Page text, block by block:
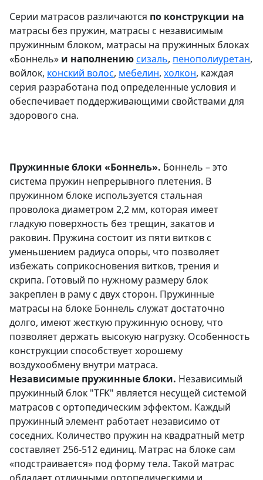
Серии матрасов различаются по конструкции на
матрасы без пружин, матрасы с независимым
пружинным блоком, матрасы на пружинных блоках
«Боннель» и наполнениюсизаль, пенополиуретан,
войлок, конский волос, мебелин, холкон, каждая
серия разработана под определенные условия и
обеспечивает поддерживающими свойствами для
здорового сна.
Пружинные блоки «Боннель». Боннель – это
система пружин непрерывного плетения. В
пружинном блоке используется стальная
проволока диаметром 2,2 мм, которая имеет
гладкую поверхность без трещин, закатов и
раковин. Пружина состоит из пяти витков с
уменьшением радиуса опоры, что позволяет
избежать соприкосновения витков, трения и
скрипа. Готовый по нужному размеру блок
закреплен в раму с двух сторон. Пружинные
матрасы на блоке Боннель служат достаточно
долго, имеют жесткую пружинную основу, что
позволяет держать высокую нагрузку. Особенность
конструкции способствует хорошему
воздухообмену внутри матраса.
Независимые пружинные блоки. Независимый
пружинный блок "TFK" является несущей системой
матрасов с ортопедическим эффектом. Каждый
пружинный элемент работает независимо от
соседних. Количество пружин на квадратный метр
составляет 256-512 единиц. Матрас на блоке сам
«подстраивается» под форму тела. Такой матрас